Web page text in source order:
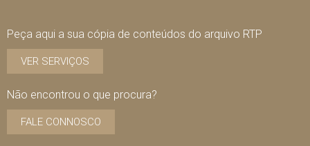
Peça aqui a sua cópia de conteúdos do arquivo RTP
VER SERVIÇOS
Não encontrou o que procura?
FALE CONNOSCO